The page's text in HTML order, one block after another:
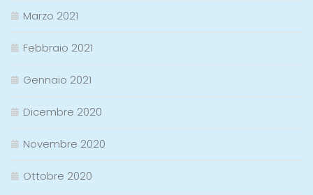
Marzo 2021
Febbraio 2021
Gennaio 2021
Dicembre 2020
Novembre 2020
Ottobre 2020